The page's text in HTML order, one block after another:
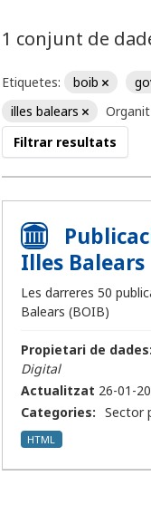
1 conjunt de
Etiquetes: boib
illes balears
Filtrar resultats
Illes Balears
Les darreres 50
Balears (BOIB)
Propietari de dades:
Digital
Actualitzat 26-01-
Categories: Sector
HTML